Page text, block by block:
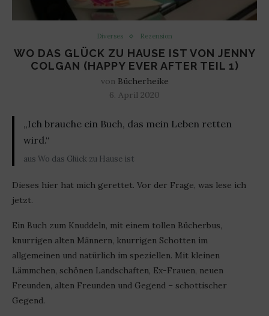
Diverses Rezension
WO DAS GLÜCK ZU HAUSE IST VON JENNY
COLGAN (HAPPY EVER AFTER TEIL 1)
von Bücherheike
6. April 2020
„Ich brauche ein Buch, das mein Leben retten
wird.“
aus Wo das Glück zu Hause ist
Dieses hier hat mich gerettet. Vor der Frage, was lese ich
jetzt.
Ein Buch zum Knuddeln, mit einem tollen Bücherbus,
knurrigen alten Männern, knurrigen Schotten im
allgemeinen und natürlich im speziellen. Mit kleinen
Lämmchen, schönen Landschaften, Ex-Frauen, neuen
Freunden, alten Freunden und Gegend – schottischer
Gegend.